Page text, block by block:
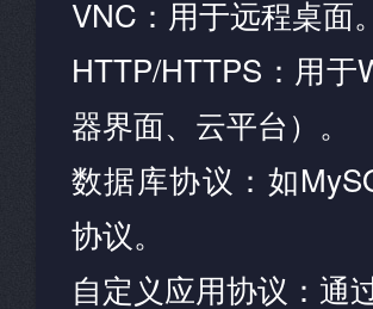
VNC：用于远程桌面。
HTTP/HTTPS：用
器界面、云平台）。
数据库协议：如
协议。
自定义应用协议：通